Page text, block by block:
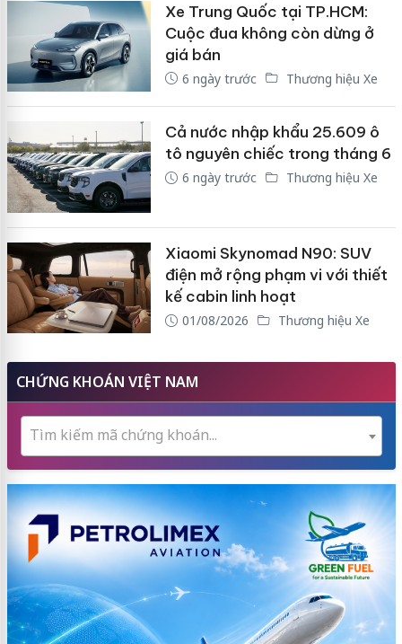
Xe Trung Quốc tại TP.HCM:
Cuộc đua không còn dừng ở
giá bán
6 ngày trước Thương hiệu Xe
Cả nước nhập khẩu 25.609 ô
tô nguyên chiếc trong tháng 6
6 ngày trước Thương hiệu Xe
Xiaomi Skynomad N90: SUV
điện mở rộng phạm vi với thiết
kế cabin linh hoạt
01/08/2026 Thương hiệu Xe
CHỨNG KHOÁN VIỆT NAM
Tìm kiếm mã chứng khoán...